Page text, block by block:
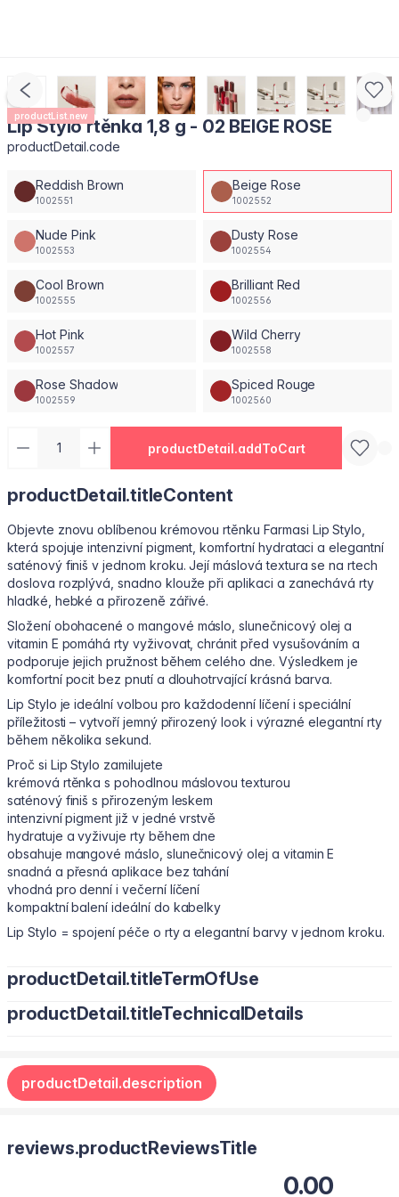
productList.new
Lip Stylo rtěnka 1,8 g - 02 BEIGE ROSE
productDetail.code
Reddish Brown
1002551
Beige Rose
1002552
Nude Pink
1002553
Dusty Rose
1002554
Cool Brown
1002555
Brilliant Red
1002556
Hot Pink
1002557
Wild Cherry
1002558
Rose Shadow
1002559
Spiced Rouge
1002560
productDetail.addToCart
productDetail.titleContent
Objevte znovu oblíbenou krémovou rtěnku Farmasi Lip Stylo,
která spojuje intenzivní pigment, komfortní hydrataci a elegantní
saténový finiš v jednom kroku. Její máslová textura se na rtech
doslova rozplývá, snadno klouže při aplikaci a zanechává rty
hladké, hebké a přirozeně zářivé.
Složení obohacené o mangové máslo, slunečnicový olej a
vitamin E pomáhá rty vyživovat, chránit před vysušováním a
podporuje jejich pružnost během celého dne. Výsledkem je
komfortní pocit bez pnutí a dlouhotrvající krásná barva.
Lip Stylo je ideální volbou pro každodenní líčení i speciální
příležitosti – vytvoří jemný přirozený look i výrazné elegantní rty
během několika sekund.
Proč si Lip Stylo zamilujete
krémová rtěnka s pohodlnou máslovou texturou
saténový finiš s přirozeným leskem
intenzivní pigment již v jedné vrstvě
hydratuje a vyživuje rty během dne
obsahuje mangové máslo, slunečnicový olej a vitamin E
snadná a přesná aplikace bez tahání
vhodná pro denní i večerní líčení
kompaktní balení ideální do kabelky
Lip Stylo = spojení péče o rty a elegantní barvy v jednom kroku.
productDetail.titleTermOfUse
Naneste rtěnku přímo na rty od středu směrem ke koutkům pro
pro jemný přirozený look naneste jednu vrstvu
pro intenzivnější efekt aplikaci zopakujte
lze jemně použít i na tváře pro monochromatické líčení
Rtěnku můžete použít samostatně nebo kombinovat s
productDetail.titleTechnicalDetails
diglycerylpolyacyladipat-2, polyizobuten, vosk Euphorbia
Cerifera (candelilla wax) Cera, vosk z rýžových otrub Oryza
Sativa (rýže), syntetický vosk, hydrogenovaný mikrokrystal
tokoferylacetát, slunečnicový olej (Helianthus Annuus), máslo z
mangových semen (Mango), hydroxid hlinitý, tokoferol,
productDetail.description
reviews.productReviewsTitle
0.00